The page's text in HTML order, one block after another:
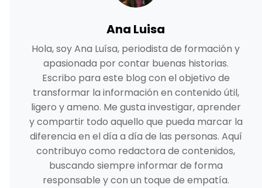
Ana Luisa
Hola, soy Ana Luísa, periodista de formación y
apasionada por contar buenas historias.
Escribo para este blog con el objetivo de
transformar la información en contenido útil,
ligero y ameno. Me gusta investigar, aprender
y compartir todo aquello que pueda marcar la
diferencia en el día a día de las personas. Aquí
contribuyo como redactora de contenidos,
buscando siempre informar de forma
responsable y con un toque de empatía.